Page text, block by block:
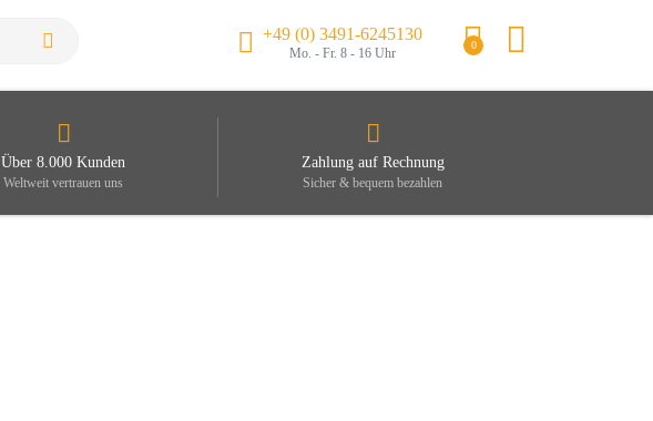
+49 (0) 3491-6245130
Mo. - Fr. 8 - 16 Uhr
0
Über 8.000 Kunden
Weltweit vertrauen uns
Zahlung auf Rechnung
Sicher & bequem bezahlen